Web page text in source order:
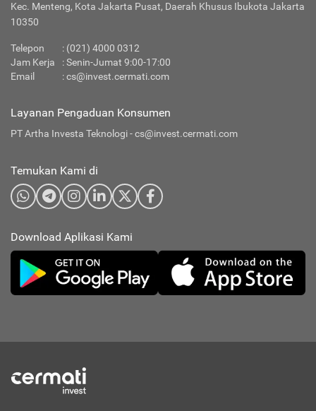
Kec. Menteng, Kota Jakarta Pusat, Daerah Khusus Ibukota Jakarta
10350
Telepon : (021) 4000 0312
Jam Kerja
: Senin-Jumat 9:00-17:00
Email
:cs@invest.cermati.com
Layanan Pengaduan Konsumen
PT Artha Investa Teknologi -cs@invest.cermati.com
Temukan Kami di
Download Aplikasi Kami